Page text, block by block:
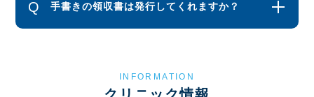
手書きの領収書は発行してくれますか？
INFORMATION
クリニック情報